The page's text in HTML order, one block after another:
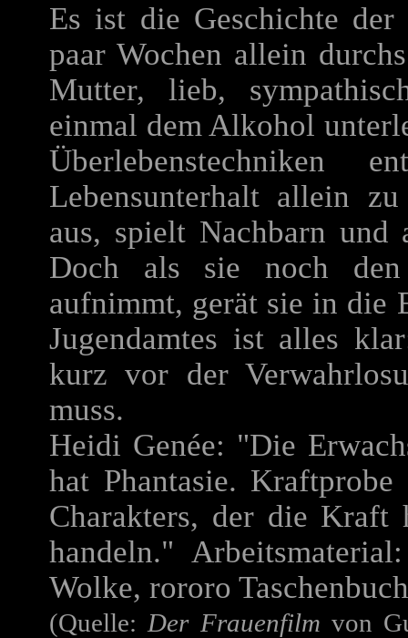
Es ist die Geschichte
paar Wochen allein
Mutter, lieb,
einmal dem Alkohol
Überlebenstechniken
Lebensunterhalt allein
aus, spielt Nachbarn und
Doch als sie noch den
aufnimmt, gerät sie in die
Jugendamtes ist alles
kurz vor der
muss.
Heidi Genée: "Die
hat Phantasie.
Charakters, der die Kraft
handeln."
Wolke, rororo
(Quelle: Der Frauenfilm von